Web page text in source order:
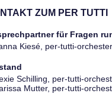
ZUM PER TUTTI
für Fragen
Kiesé, per-tutti-
Schilling, per-tutti-
Mutter, per-tutti-